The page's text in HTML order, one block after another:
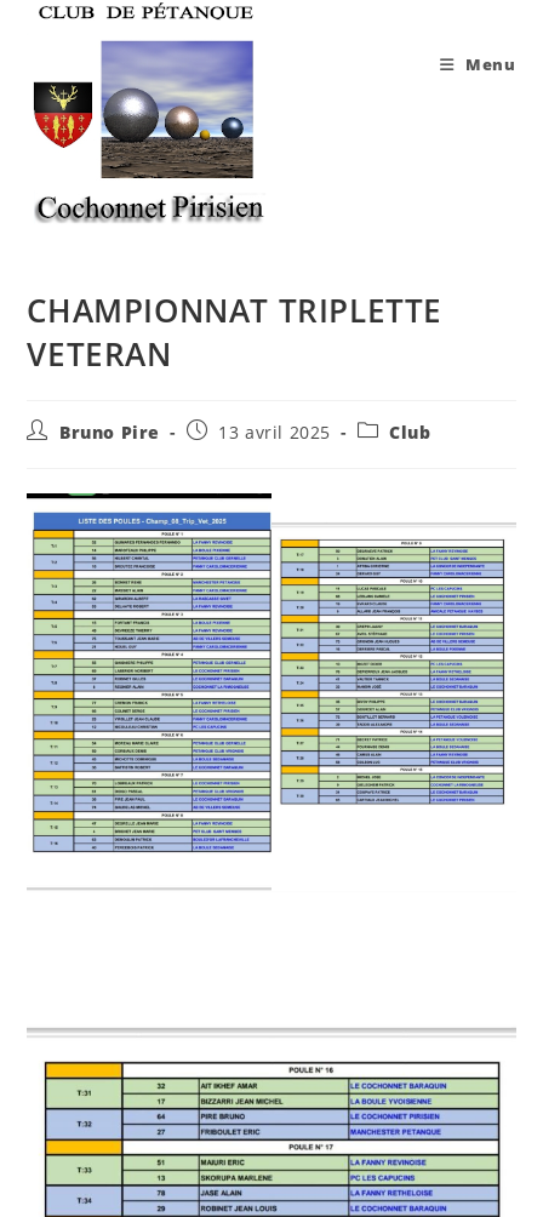
Menu
CHAMPIONNAT TRIPLETTE
VETERAN
Auteur/autrice
publication :
Bruno Pire
Publication
13 avril 2025
PostClub